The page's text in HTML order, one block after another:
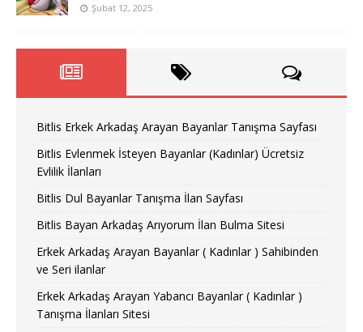
Şubat 12, 2025
Bitlis Erkek Arkadaş Arayan Bayanlar Tanışma Sayfası
Bitlis Evlenmek İsteyen Bayanlar (Kadınlar) Ücretsiz
Evlilik İlanları
Bitlis Dul Bayanlar Tanışma İlan Sayfası
Bitlis Bayan Arkadaş Arıyorum İlan Bulma Sitesi
Erkek Arkadaş Arayan Bayanlar ( Kadınlar ) Sahibinden
ve Seri ilanlar
Erkek Arkadaş Arayan Yabancı Bayanlar ( Kadınlar )
Tanışma İlanları Sitesi